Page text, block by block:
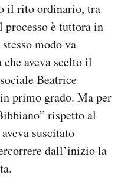
il rito ordinario, tra
è tuttora in
modo va
aveva scelto il
Beatrice
primo grado. Ma per
rispetto al
suscitato
dall’inizio la